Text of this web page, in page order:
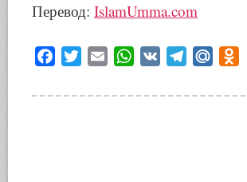
Перевод: IslamUmma.com
Facebook
Twitter Email WhatsApp
VK TelegramMail.Ru